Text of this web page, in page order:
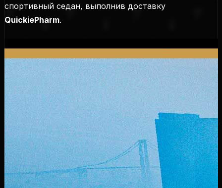
спортивный седан, выполнив доставку
QuickiePharm.